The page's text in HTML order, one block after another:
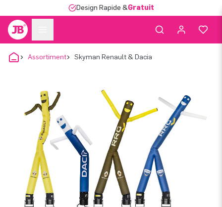
Design Rapide &Gratuit
Assortiment Skyman Renault & Dacia